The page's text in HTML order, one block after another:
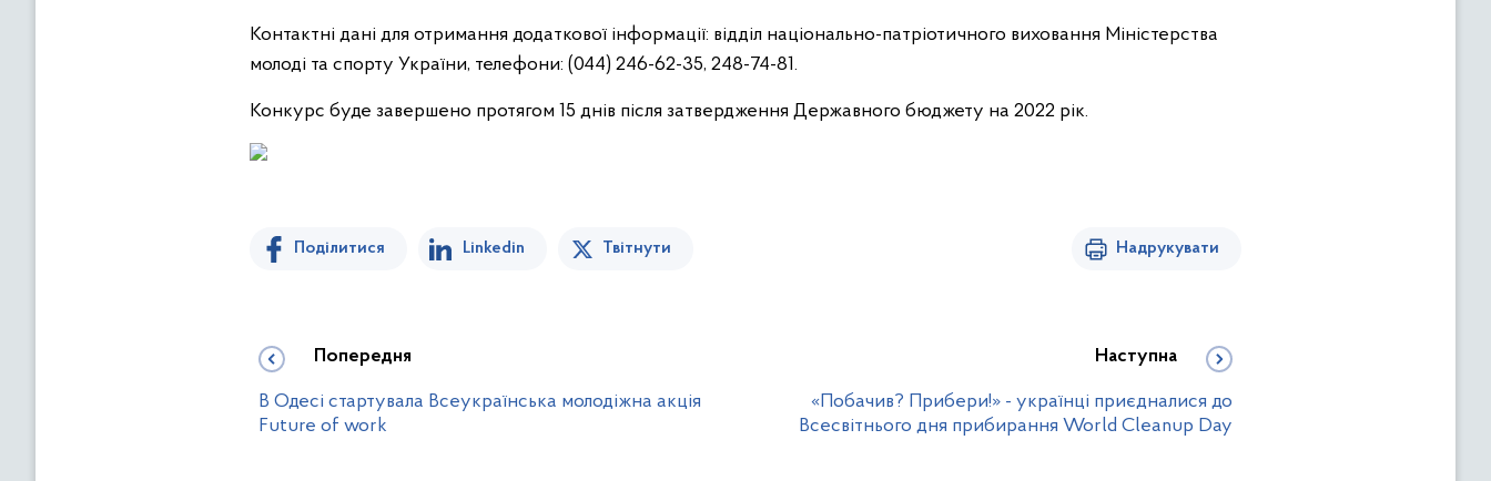
Контактні дані для отримання додаткової інформації: відділ національно-патріотичного виховання Міністерства
молоді та спорту України, телефони: (044) 246-62-35, 248-74-81.
Конкурс буде завершено протягом 15 днів після затвердження Державного бюджету на 2022 рік.
Поділитися Linkedin Твітнути Надрукувати
Попередня
В Одесі стартувала Всеукраїнська молодіжна акція
Future of work
Наступна
«Побачив? Прибери!» - українці приєдналися до
Всесвітнього дня прибирання World Cleanup Day